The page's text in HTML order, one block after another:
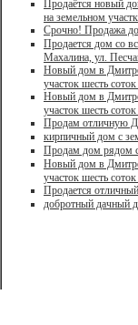
Продаётся новый
на земельном
Срочно! Продажа
Продается дом со
Махалина, ул.
Новый дом в
участок шесть
Новый дом в
участок шесть
Продам отличную
кирпичный дом с
Продам дом рядом
Новый дом в
участок шесть
Продается
добротный дачный